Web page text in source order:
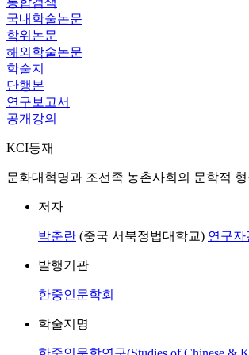
국내학술논문
학위논문
해외학술논문
학술지
단행본
연구보고서
공개강의
KCI등재
문화대혁명과 조선족 농촌사회의 문학적
저자
박춘란 (중국 서북정법대학교) 연구자
발행기관
한중인문학회
학술지명